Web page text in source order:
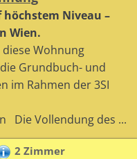
höchstem Niveau –
Wien.
diese Wohnung
Grundbuch- und
im Rahmen der 3SI
Die Vollendung des ...
2 Zimmer